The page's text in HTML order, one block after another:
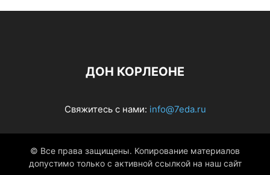
ДОН КОРЛЕОНЕ
Свяжитесь с нами: info@7eda.ru
© Все права защищены. Копирование материалов
допустимо только с активной ссылкой на наш сайт